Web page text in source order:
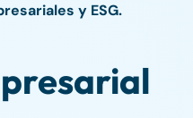
y ESG.